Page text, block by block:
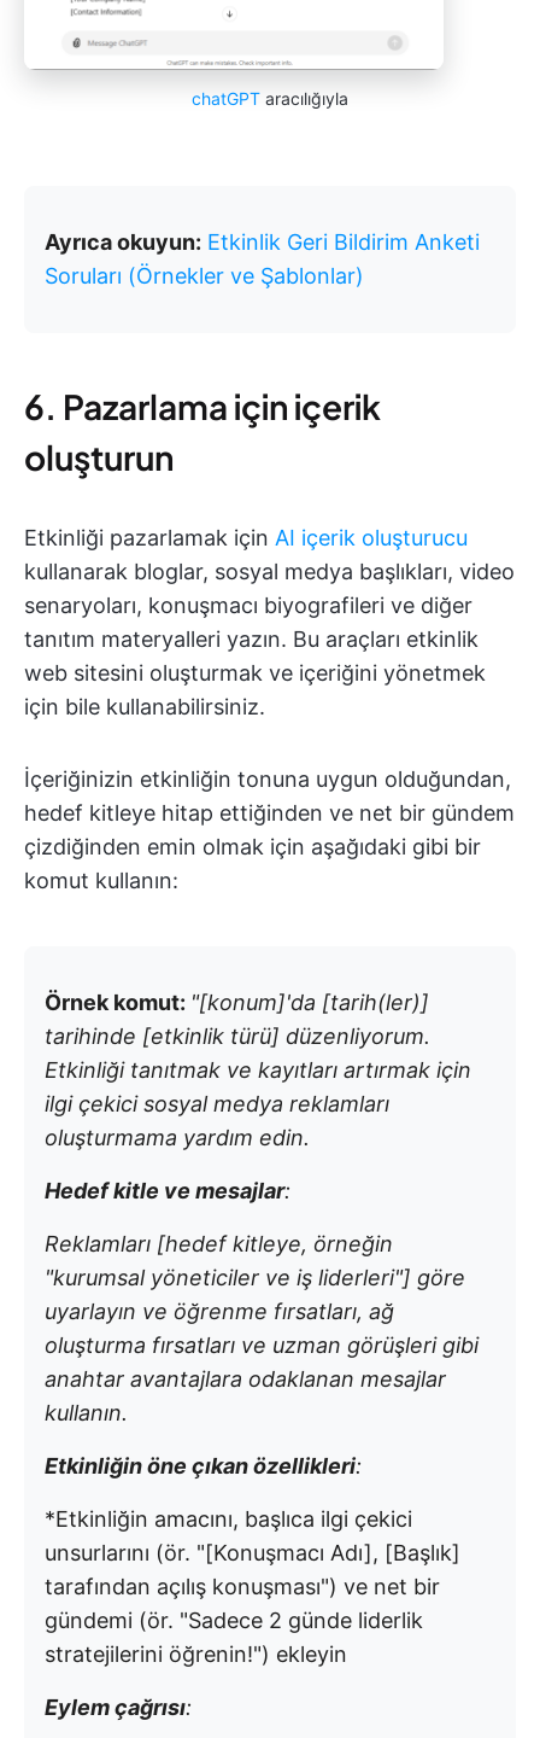
chatGPT aracılığıyla
Ayrıca okuyun: Etkinlik Geri Bildirim Anketi
Soruları (Örnekler ve Şablonlar)
6. Pazarlama için içerik
oluşturun
Etkinliği pazarlamak için AI içerik oluşturucu
kullanarak bloglar, sosyal medya başlıkları, video
senaryoları, konuşmacı biyografileri ve diğer
tanıtım materyalleri yazın. Bu araçları etkinlik
web sitesini oluşturmak ve içeriğini yönetmek
için bile kullanabilirsiniz.
İçeriğinizin etkinliğin tonuna uygun olduğundan,
hedef kitleye hitap ettiğinden ve net bir gündem
çizdiğinden emin olmak için aşağıdaki gibi bir
komut kullanın:
Örnek komut: "[konum]'da [tarih(ler)]
tarihinde [etkinlik türü] düzenliyorum.
Etkinliği tanıtmak ve kayıtları artırmak için
ilgi çekici sosyal medya reklamları
oluşturmama yardım edin.
Hedef kitle ve mesajlar:
Reklamları [hedef kitleye, örneğin
"kurumsal yöneticiler ve iş liderleri"] göre
uyarlayın ve öğrenme fırsatları, ağ
oluşturma fırsatları ve uzman görüşleri gibi
anahtar avantajlara odaklanan mesajlar
kullanın.
Etkinliğin öne çıkan özellikleri:
*Etkinliğin amacını, başlıca ilgi çekici
unsurlarını (ör. "[Konuşmacı Adı], [Başlık]
tarafından açılış konuşması") ve net bir
gündemi (ör. "Sadece 2 günde liderlik
stratejilerini öğrenin!") ekleyin
Eylem çağrısı: